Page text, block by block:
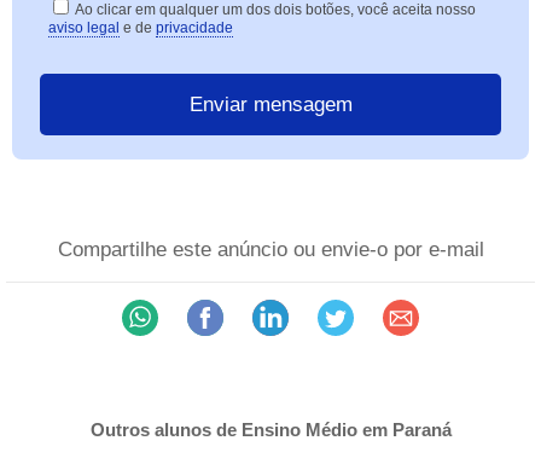
Ao clicar em qualquer um dos dois botões, você aceita nosso
aviso legal e de privacidade
Compartilhe este anúncio ou envie-o por e-mail
Outros alunos de Ensino Médio em Paraná